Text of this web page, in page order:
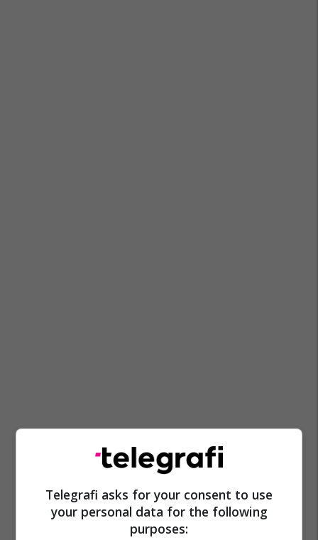
Telegrafi asks for your consent to use
your personal data for the following
purposes: